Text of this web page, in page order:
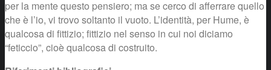
per la mente questo pensiero; ma se cerco di afferrare quello
che è l’io, vi trovo soltanto il vuoto. L’identità, per Hume, è
qualcosa di fittizio; fittizio nel senso in cui noi diciamo
“feticcio”, cioè qualcosa di costruito.